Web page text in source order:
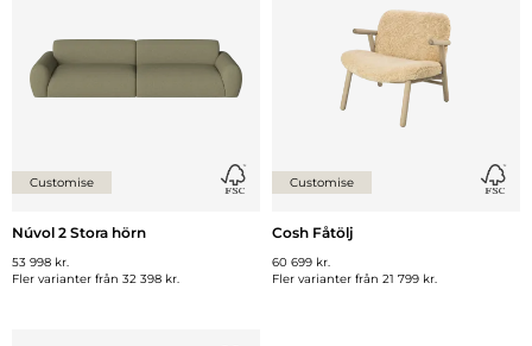
Customise
Núvol 2 Stora hörn
53 998 kr.
Fler varianter från 32 398 kr.
Customise
Cosh Fåtölj
60 699 kr.
Fler varianter från 21 799 kr.